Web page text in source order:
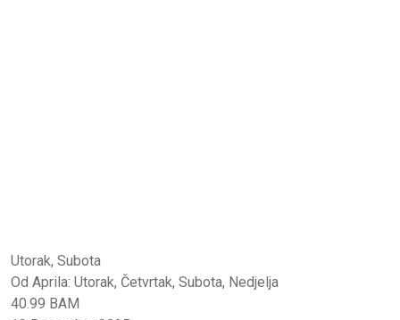
Utorak, Subota
Od Aprila: Utorak, Četvrtak, Subota, Nedjelja
40.99 BAM